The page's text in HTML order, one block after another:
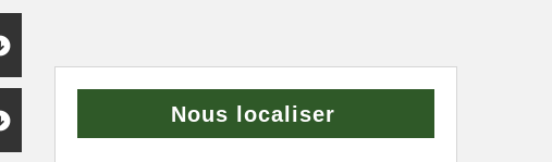
Nous localiser